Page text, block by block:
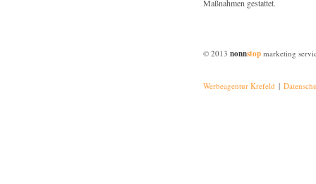
Maßnahmen gestattet.
© 2013 nonnstopmarketing
Werbeagentur Krefeld |